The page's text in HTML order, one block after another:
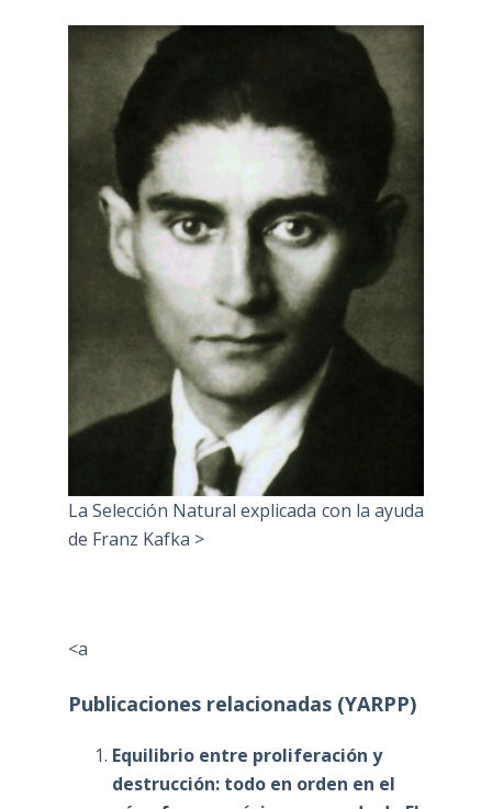
La Selección Natural explicada con la ayuda
de Franz Kafka >
<a
Publicaciones relacionadas (YARPP)
Equilibrio entre proliferación y
destrucción: todo en orden en el